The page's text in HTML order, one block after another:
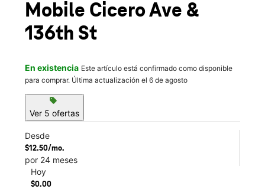
Mobile Cicero Ave &
136th St
En existencia Este artículo está confirmado como disponible
para comprar. Última actualización el 6 de agosto
sell
Ver 5 ofertas
Desde
$12.50/mo.
por 24 meses
Hoy
$0.00